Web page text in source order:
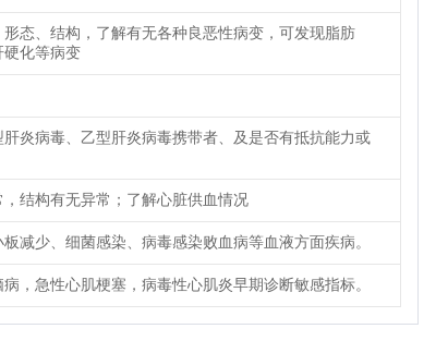
态、结构，了解有无各种良恶性病变，可发现脂肪
硬化等病变
炎病毒、乙型肝炎病毒携带者、及是否有抵抗能力或
结构有无异常；了解心脏供血情况
减少、细菌感染、病毒感染败血病等血液方面疾病。
，急性心肌梗塞，病毒性心肌炎早期诊断敏感指标。